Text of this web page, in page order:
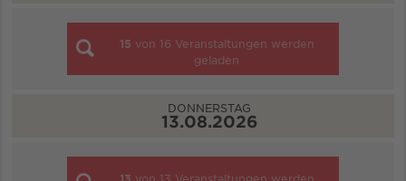
15 von 16 Veranstaltungen werden
geladen
DONNERSTAG
13.08.2026
13 von 13 Veranstaltungen werden